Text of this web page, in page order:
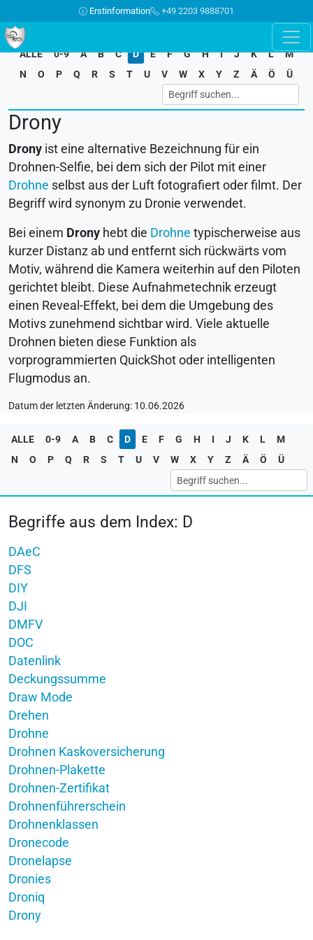
Erstinformation +49 2203 9888701
ALLE 0-9 A B C D E F G H I J K L
M
N
O P Q R S T U V W X Y Z Ä Ö Ü
Drony
Drony ist eine alternative Bezeichnung für ein
Drohnen-Selfie, bei dem sich der Pilot mit einer
Drohne selbst aus der Luft fotografiert oder filmt. Der
Begriff wird synonym zu Dronie verwendet.
Bei einem Drony hebt die Drohne typischerweise aus
kurzer Distanz ab und entfernt sich rückwärts vom
Motiv, während die Kamera weiterhin auf den Piloten
gerichtet bleibt. Diese Aufnahmetechnik erzeugt
einen Reveal-Effekt, bei dem die Umgebung des
Motivs zunehmend sichtbar wird. Viele aktuelle
Drohnen bieten diese Funktion als
vorprogrammierten QuickShot oder intelligenten
Flugmodus an.
Datum der letzten Änderung: 10.06.2026
ALLE 0-9 A B C D E F G H I J K L
M
N
O P Q R S T U V W X Y Z Ä Ö Ü
Begriffe aus dem Index: D
DAeC
DFS
DIY
DJI
DMFV
DOC
Datenlink
Deckungssumme
Draw Mode
Drehen
Drohne
Drohnen Kaskoversicherung
Drohnen-Plakette
Drohnen-Zertifikat
Drohnenführerschein
Drohnenklassen
Dronecode
Dronelapse
Dronies
Droniq
Drony